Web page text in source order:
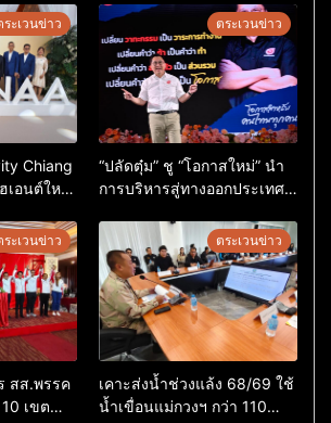
ระเวนข่าว
Chiang
เอนต์ใหญ่
ตระเวนข่าว
“ปลัดตุ๋ม” ชู “โอกาสใหม่” นำ
การบริหารสู่ทางออกประเทศ
ระเวนข่าว
สส.พรรค
เขต
ตระเวนข่าว
เคาะส่งน้ำช่วงแล้ง 68/69 ใช้
น้ำเขื่อนแม่กวงฯ กว่า 110